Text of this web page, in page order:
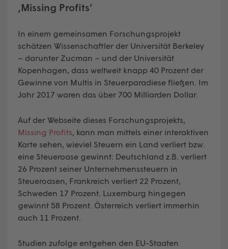
‚Missing Profits’
In einem gemeinsamen Forschungsprojekt
schätzen Wissenschaftler der Universität Berkeley
– darunter Zucman – und der Universität
Kopenhagen, dass weltweit knapp 40 Prozent der
Gewinne von Multis in Steuerparadiese fließen. Im
Jahr 2017 waren das über 700 Milliarden Dollar.
Auf der Webseite dieses Forschungsprojekts,
Missing Profits, kann man mittels einer interaktiven
Karte sehen, wieviel Steuern ein Land verliert bzw.
eine Steueroase gewinnt: Deutschland z.B. verliert
26 Prozent seiner Unternehmenssteuern in
Steueroasen, Frankreich verliert 22 Prozent,
Schweden 17 Prozent. Luxemburg hingegen
gewinnt 58 Prozent. Österreich verliert immerhin
auch 11 Prozent.
Studien zufolge entgehen den EU-Staaten